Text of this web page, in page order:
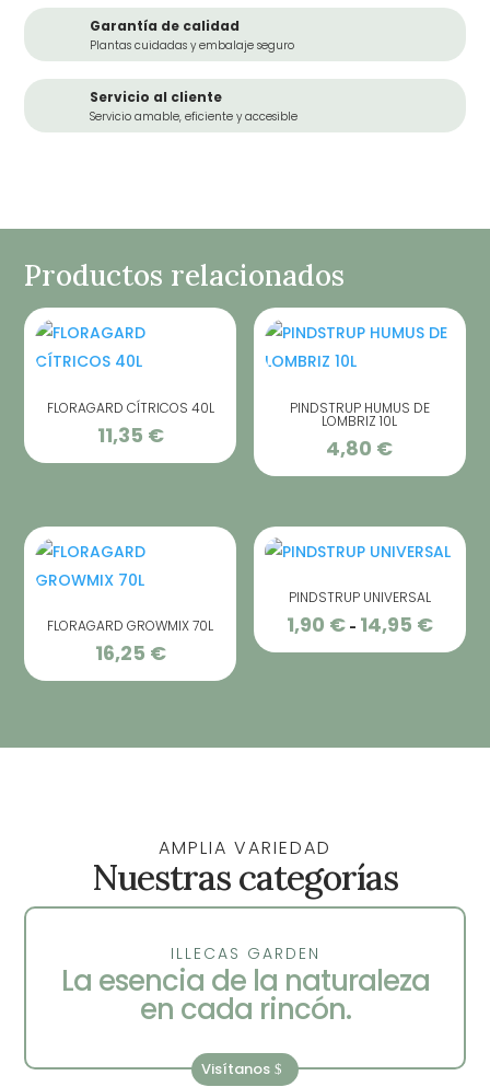
Garantía de calidad
Plantas cuidadas y embalaje seguro
Servicio al cliente
Servicio amable, eficiente y accesible
Productos relacionados
FLORAGARD CÍTRICOS 40L
11,35 €
PINDSTRUP HUMUS DE
LOMBRIZ 10L
4,80 €
FLORAGARD GROWMIX 70L
16,25 €
PINDSTRUP UNIVERSAL
1,90 € - 14,95 €Rango
de
AMPLIA VARIEDAD
Nuestras categorías
ILLECAS GARDEN
La esencia de la naturaleza
en cada rincón.
Visítanos